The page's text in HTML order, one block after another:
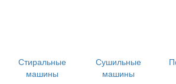
Стиральные
машины
Сушильные
машины